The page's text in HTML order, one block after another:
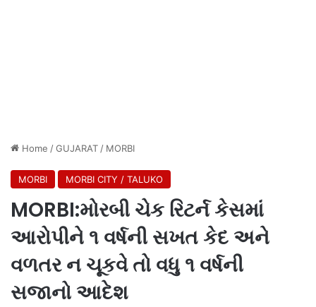
Home /GUJARAT / MORBI
MORBI MORBI CITY / TALUKO
MORBI:મોરબી ચેક રિટર્ન કેસમાં
આરોપીને ૧ વર્ષની સખત કેદ અને
વળતર ન ચૂકવે તો વધુ ૧ વર્ષની
સજાનો આદેશ